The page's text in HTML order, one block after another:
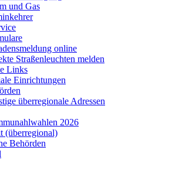
und Gas
online
Straßenleuchten melden
Links
Einrichtungen
überregionale Adressen
2026
(überregional)
Behörden